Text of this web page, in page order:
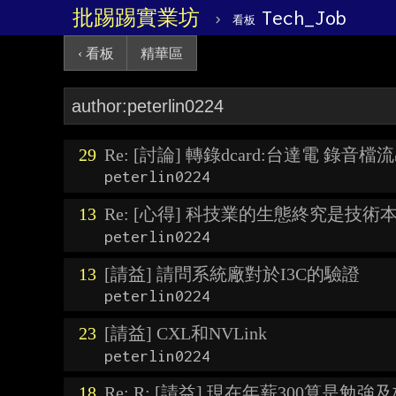
批踢踢實業坊 › 看板 Tech_Job
‹ 看板 精華區
29 Re: [討論] 轉錄dcard:台達電 錄音檔流
peterlin0224
13 Re: [心得] 科技業的生態終究是技術
peterlin0224
13 [請益] 請問系統廠對於I3C的驗證
peterlin0224
23 [請益] CXL和NVLink
peterlin0224